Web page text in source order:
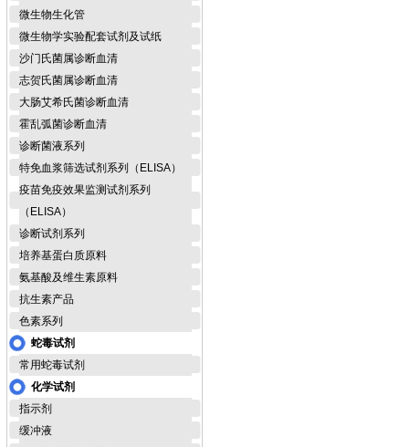
微生物生化管
微生物学实验配套试剂及试纸
沙门氏菌属诊断血清
志贺氏菌属诊断血清
大肠艾希氏菌诊断血清
霍乱弧菌诊断血清
诊断菌液系列
特免血浆筛选试剂系列（ELISA）
疫苗免疫效果监测试剂系列
（ELISA）
诊断试剂系列
培养基蛋白质原料
氨基酸及维生素原料
抗生素产品
色素系列
蛇毒试剂
常用蛇毒试剂
化学试剂
指示剂
缓冲液